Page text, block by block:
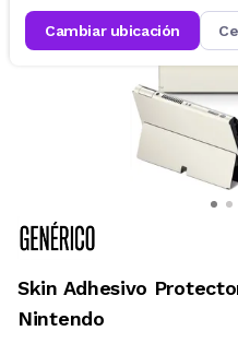
cambiar ubicación
Skin Adhesivo
Nintendo